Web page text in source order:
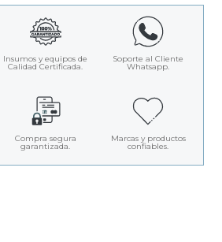
Insumos y equipos de
Calidad Certificada.
Soporte al Cliente
Whatsapp.
Compra segura
garantizada.
Marcas y productos
confiables.